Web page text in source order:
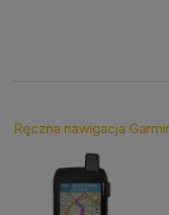
Ręczna nawigacja